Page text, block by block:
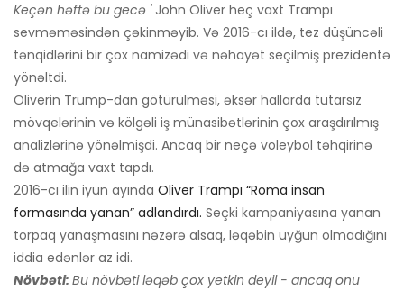
Keçən həftə bu gecə 'John Oliver heç vaxt Trampı
sevməməsindən çəkinməyib. Və 2016-cı ildə, tez düşüncəli
tənqidlərini bir çox namizədi və nəhayət seçilmiş prezidentə
yönəltdi.
Oliverin Trump-dan götürülməsi, əksər hallarda tutarsız
mövqelərinin və kölgəli iş münasibətlərinin çox araşdırılmış
analizlərinə yönəlmişdi. Ancaq bir neçə voleybol təhqirinə
də atmağa vaxt tapdı.
2016-cı ilin iyun ayında Oliver Trampı “Roma insan
formasında yanan” adlandırdı. Seçki kampaniyasına yanan
torpaq yanaşmasını nəzərə alsaq, ləqəbin uyğun olmadığını
iddia edənlər az idi.
Növbəti: Bu növbəti ləqəb çox yetkin deyil - ancaq onu